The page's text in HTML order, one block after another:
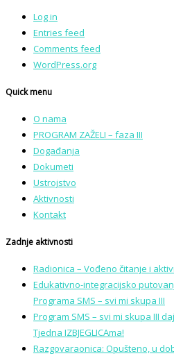
Log in
Entries feed
Comments feed
WordPress.org
Quick menu
O nama
PROGRAM ZAŽELI – faza III
Događanja
Dokumeti
Ustrojstvo
Aktivnosti
Kontakt
Zadnje aktivnosti
Radionica – Vođeno čitanje i
Edukativno-integracijsko
Programa SMS – svi mi skupa III
Program SMS – svi mi skupa III
Tjedna IZBJEGLICAma!
Razgovaraonica: Opušteno, u